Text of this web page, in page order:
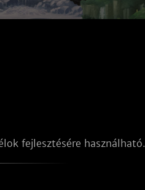
fejlesztésére használható.